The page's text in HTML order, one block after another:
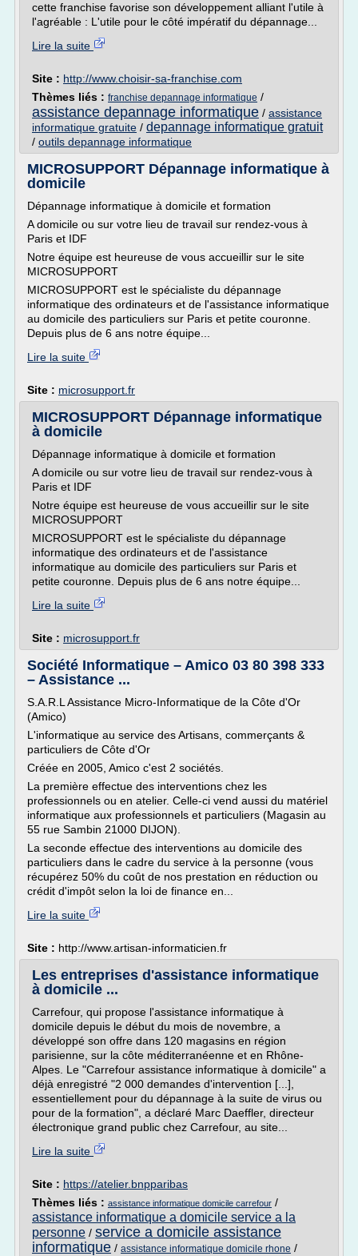
cette franchise favorise son développement alliant l'utile à
l'agréable : L'utile pour le côté impératif du dépannage...
Lire la suite
Site : http://www.choisir-sa-franchise.com
Thèmes liés : franchise depannage informatique /
assistance depannage informatique / assistance
informatique gratuite / depannage informatique gratuit
/ outils depannage informatique
MICROSUPPORT Dépannage informatique à
domicile
Dépannage informatique à domicile et formation
A domicile ou sur votre lieu de travail sur rendez-vous à
Paris et IDF
Notre équipe est heureuse de vous accueillir sur le site
MICROSUPPORT
MICROSUPPORT est le spécialiste du dépannage
informatique des ordinateurs et de l'assistance informatique
au domicile des particuliers sur Paris et petite couronne.
Depuis plus de 6 ans notre équipe...
Lire la suite
Site : microsupport.fr
MICROSUPPORT Dépannage informatique
à domicile
Dépannage informatique à domicile et formation
A domicile ou sur votre lieu de travail sur rendez-vous à
Paris et IDF
Notre équipe est heureuse de vous accueillir sur le site
MICROSUPPORT
MICROSUPPORT est le spécialiste du dépannage
informatique des ordinateurs et de l'assistance
informatique au domicile des particuliers sur Paris et
petite couronne. Depuis plus de 6 ans notre équipe...
Lire la suite
Site : microsupport.fr
Société Informatique – Amico 03 80 398 333
– Assistance ...
S.A.R.L Assistance Micro-Informatique de la Côte d'Or
(Amico)
L'informatique au service des Artisans, commerçants &
particuliers de Côte d'Or
Créée en 2005, Amico c'est 2 sociétés.
La première effectue des interventions chez les
professionnels ou en atelier. Celle-ci vend aussi du matériel
informatique aux professionnels et particuliers (Magasin au
55 rue Sambin 21000 DIJON).
La seconde effectue des interventions au domicile des
particuliers dans le cadre du service à la personne (vous
récupérez 50% du coût de nos prestation en réduction ou
crédit d'impôt selon la loi de finance en...
Lire la suite
Site : http://www.artisan-informaticien.fr
Les entreprises d'assistance informatique
à domicile ...
Carrefour, qui propose l'assistance informatique à
domicile depuis le début du mois de novembre, a
développé son offre dans 120 magasins en région
parisienne, sur la côte méditerranéenne et en Rhône-
Alpes. Le "Carrefour assistance informatique à domicile" a
déjà enregistré "2 000 demandes d'intervention [...],
essentiellement pour du dépannage à la suite de virus ou
pour de la formation", a déclaré Marc Daeffler, directeur
électronique grand public chez Carrefour, au site...
Lire la suite
Site : https://atelier.bnpparibas
Thèmes liés : assistance informatique domicile carrefour /
assistance informatique a domicile service a la
personne / service a domicile assistance
informatique / assistance informatique domicile rhone /